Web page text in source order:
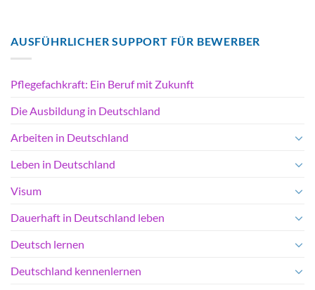
AUSFÜHRLICHER SUPPORT FÜR BEWERBER
Pflegefachkraft: Ein Beruf mit Zukunft
Die Ausbildung in Deutschland
Arbeiten in Deutschland
Leben in Deutschland
Visum
Dauerhaft in Deutschland leben
Deutsch lernen
Deutschland kennenlernen